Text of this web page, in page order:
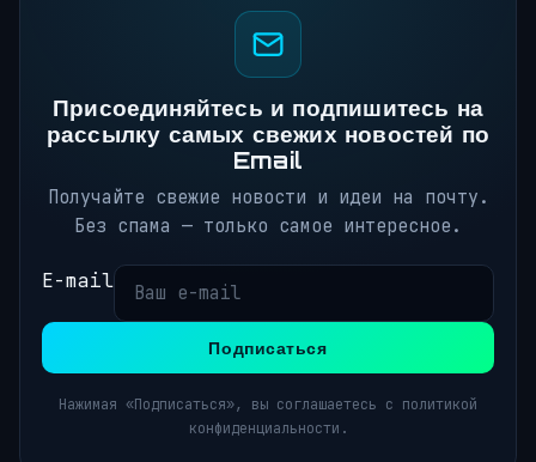
Присоединяйтесь и подпишитесь на
рассылку самых свежих новостей по
Email
Получайте свежие новости и идеи на почту.
Без спама — только самое интересное.
E-mail
Подписаться
Нажимая «Подписаться», вы соглашаетесь с политикой
конфиденциальности.